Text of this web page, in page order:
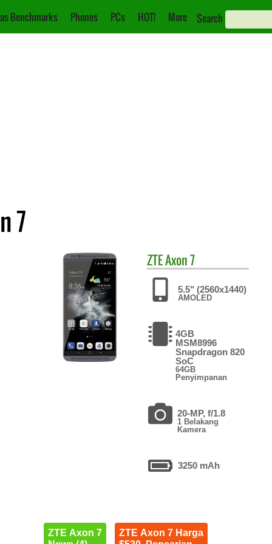
Benchmarks Phones PCs HOT! More Search
7
ZTEAxon 7
5.5" (2560x1440)
AMOLED
4GB
MSM8996
Snapdragon 820
SoC
64GB
Penyimpanan
20-MP, f/1.8
1 Belakang
Kamera
3250 mAh
ZTE Axon 7
ZTE Axon 7 Harga